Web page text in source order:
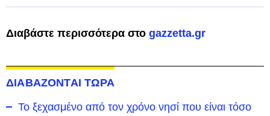
Διαβάστε περισσότερα στο gazzetta.gr
ΔΙΑΒΑΖΟΝΤΑΙ ΤΩΡΑ
To ξεχασμένο από τον χρόνο νησί που είναι τόσο